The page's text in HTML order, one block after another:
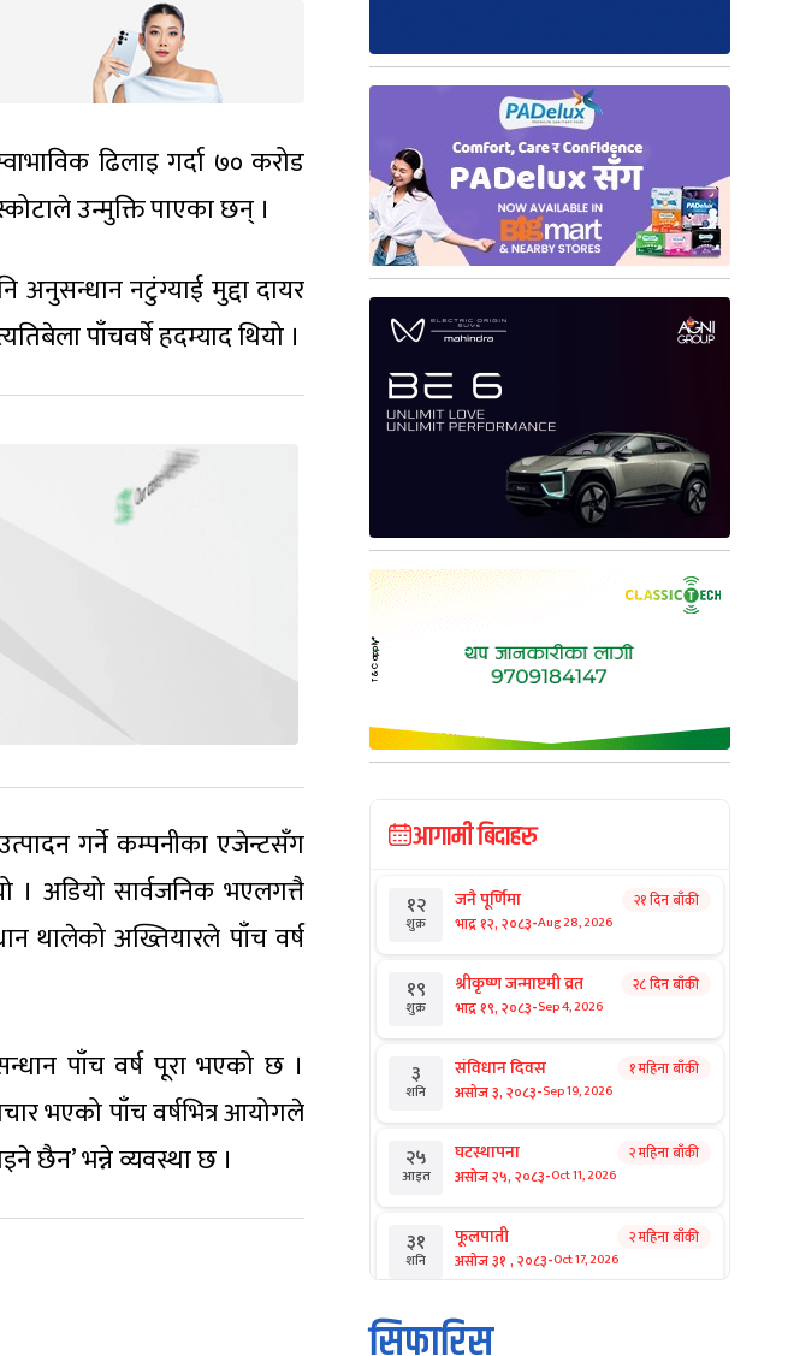
ढिलाइ गर्दा ७० करोड
उन्मुक्ति पाएका छन् ।
नटुंग्याई मुद्दा दायर
पाँचवर्षे हदम्याद थियो ।
गर्ने कम्पनीका एजेन्टसँग
। अडियो सार्वजनिक भएलगत्तै
थालेको अख्तियारले पाँच वर्ष
पाँच वर्ष पूरा भएको छ ।
भएको पाँच वर्षभित्र आयोगले
छैन’ भन्ने व्यवस्था छ ।
आगामी बिदाहरु
१२
शुक्र
जनै पूर्णिमा
भाद्र १२, २०८३-Aug 28, 2026
२१ दिन बाँकी
१९
शुक्र
श्रीकृष्ण जन्माष्टमी व्रत
भाद्र १९, २०८३-Sep 4, 2026
२८ दिन बाँकी
३
शनि
संविधान दिवस
असोज ३, २०८३-Sep 19, 2026
१ महिना बाँकी
२५
आइत
घटस्थापना
असोज २५, २०८३-Oct 11, 2026
२ महिना बाँकी
३१
शनि
फूलपाती
असोज ३१ , २०८३-Oct 17, 2026
२ महिना बाँकी
१
आइत
कार्तिक सङ्क्रान्ति
कार्तिक १, २०८३
सिफारिस